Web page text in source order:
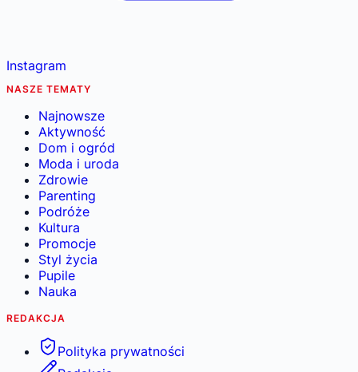
Instagram
NASZE TEMATY
Najnowsze
Aktywność
Dom i ogród
Moda i uroda
Zdrowie
Parenting
Podróże
Kultura
Promocje
Styl życia
Pupile
Nauka
REDAKCJA
Polityka prywatności